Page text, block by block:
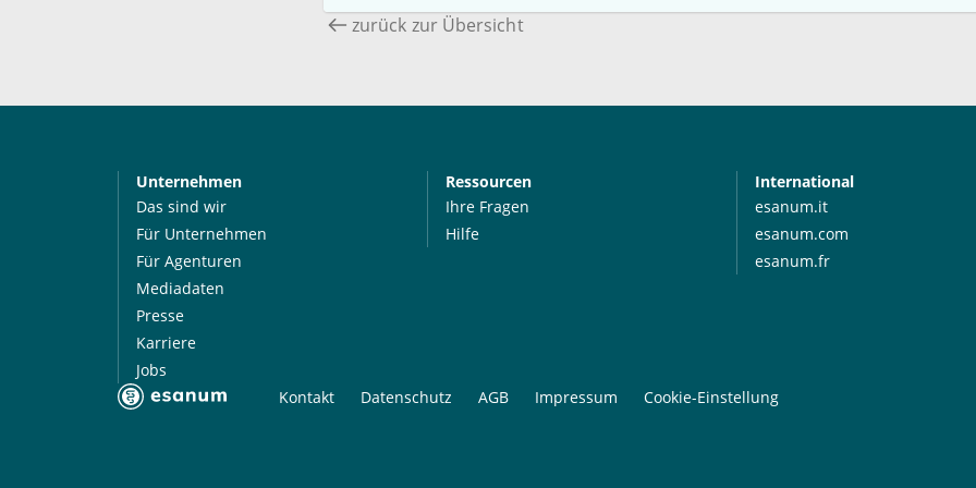
zurück zur Übersicht
Unternehmen
Das sind wir
Für Unternehmen
Für Agenturen
Mediadaten
Presse
Karriere
Jobs
Ressourcen
Ihre Fragen
Hilfe
International
esanum.it
esanum.com
esanum.fr
Kontakt Datenschutz AGB Impressum Cookie-Einstellung